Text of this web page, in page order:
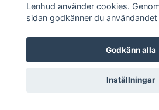
Lenhud använder cookies.
sidan godkänner du
Godkänn alla
Inställningar